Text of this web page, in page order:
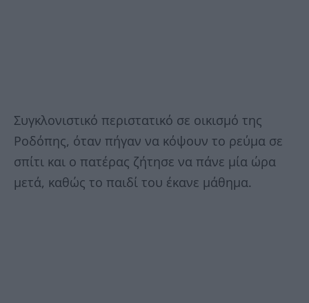
Συγκλονιστικό περιστατικό σε οικισμό της
Ροδόπης, όταν πήγαν να κόψουν το ρεύμα σε
σπίτι και ο πατέρας ζήτησε να πάνε μία ώρα
μετά, καθώς το παιδί του έκανε μάθημα.